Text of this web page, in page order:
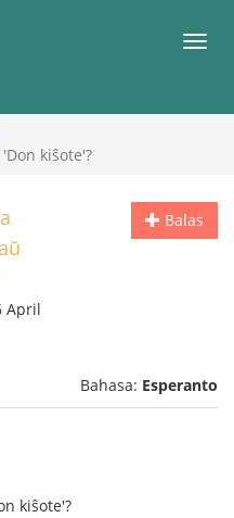
kiŝote'?
Balas
April
Bahasa: Esperanto
kiŝote'?